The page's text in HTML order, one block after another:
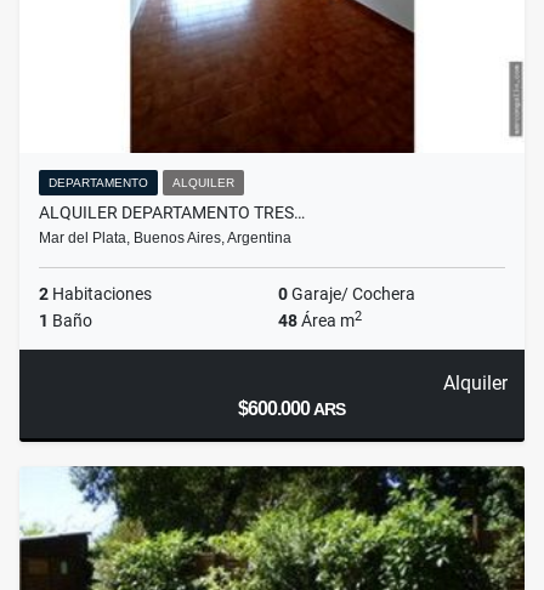
DEPARTAMENTO ALQUILER
ALQUILER DEPARTAMENTO TRES…
Mar del Plata, Buenos Aires, Argentina
2 Habitaciones 0Garaje/ Cochera
1 Baño 48Área m2
Alquiler
$600.000ARS